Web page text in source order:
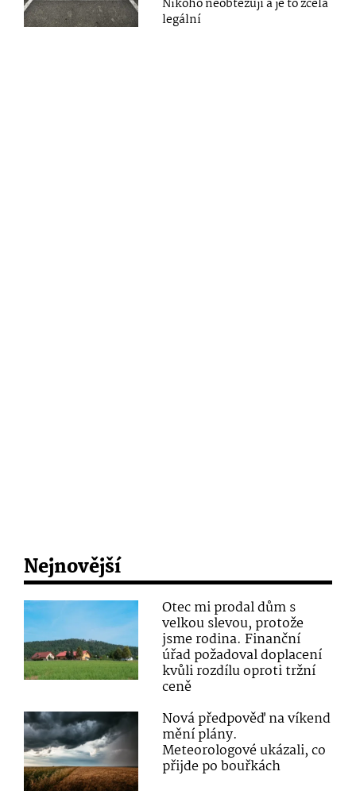
Nikoho neobtěžují a je to zcela
legální
Nejnovější
Otec mi prodal dům s
velkou slevou, protože
jsme rodina. Finanční
úřad požadoval doplacení
kvůli rozdílu oproti tržní
ceně
Nová předpověď na víkend
mění plány.
Meteorologové ukázali, co
přijde po bouřkách